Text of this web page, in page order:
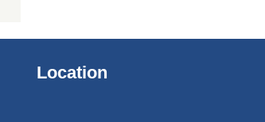
Location